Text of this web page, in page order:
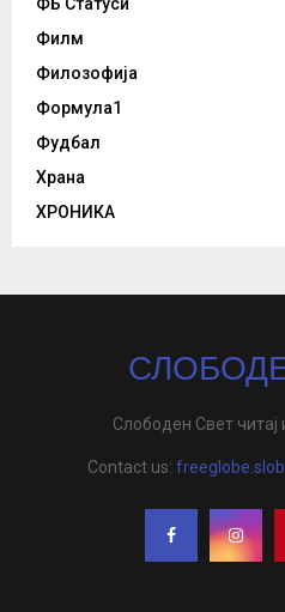
Филм
Филозофија
Формула1
Фудбал
Храна
ХРОНИКА
Слободен Свет
Contact us: